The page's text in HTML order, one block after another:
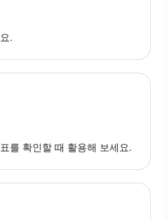
.
를 확인할 때 활용해 보세요.